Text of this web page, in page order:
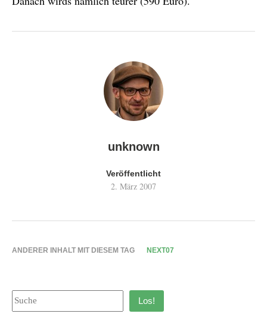
unknown
Veröffentlicht
2. März 2007
ANDERER INHALT MIT DIESEM TAG NEXT07
Los!